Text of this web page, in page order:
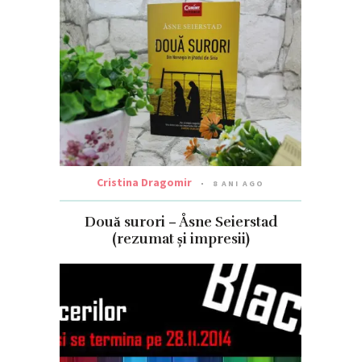
Cristina Dragomir 8 ANI AGO
Două surori – Åsne Seierstad
(rezumat și impresii)